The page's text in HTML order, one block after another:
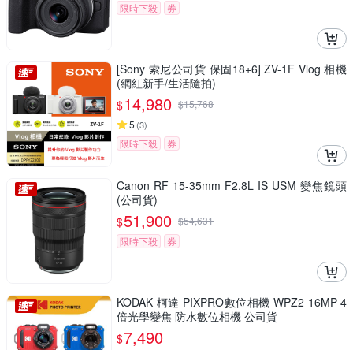
限時下殺
券
[Sony 索尼公司貨 保固18+6] ZV-1F Vlog 相機
(網紅新手/生活隨拍)
$14,980 $15,768
5 (3)
限時下殺 券
Canon RF 15-35mm F2.8L IS USM 變焦鏡頭
(公司貨)
$51,900 $54,631
限時下殺
券
KODAK 柯達 PIXPRO數位相機 WPZ2 16MP 4
倍光學變焦 防水數位相機 公司貨
$7,490